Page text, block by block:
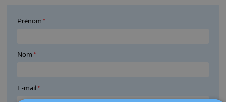
Prénom
Nom
E-mail